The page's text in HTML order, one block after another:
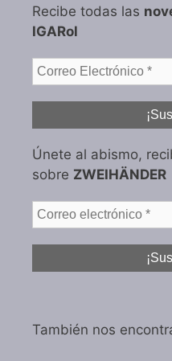
Recibe todas las
IGARol
Únete al abismo,
sobre ZWEIHÄNDER
También nos